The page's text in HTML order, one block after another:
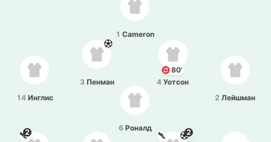
1 Cameron
80'
4 Уотсон
14 Инглис 2 Лей­шман
3 Пенман
6 Роналд 2
2